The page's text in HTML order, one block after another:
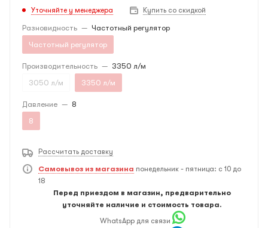
Уточняйте у менеджера Купить со скидкой
Разновидность — Частотный регулятор
Частотный регулятор
Производительность — 3350 л/м
3050 л/м
3350 л/м
Давление — 8
8
Рассчитать доставку
Самовывоз из магазина понедельник - пятница: с 10 до
18
Перед приездом в магазин, предварительно
уточняйте наличие и стоимость товара.
WhatsApp для связи